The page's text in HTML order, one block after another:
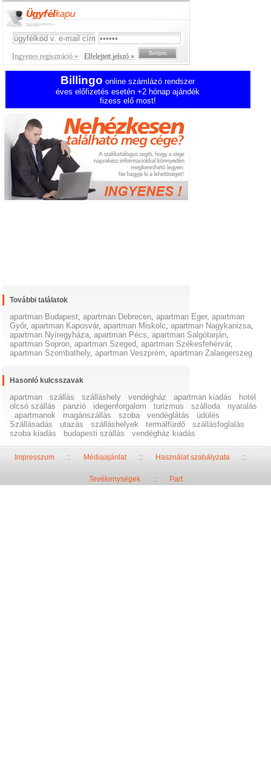
Ingyenes regisztráció » Elfelejtett jelszó »
Billingo online számlázó rendszer
éves előfizetés esetén +2 hónap ajándék
fizess elő most!
További találatok
apartman Budapest ,apartman Debrecen ,apartman Eger,apartman
Győr,apartman Kaposvár,apartman Miskolc ,apartman Nagykanizsa
apartman Nyíregyháza ,apartman Pécs ,apartman Salgótarján
apartman Sopron ,apartman Szeged ,apartman Székesfehérvár,
apartman Szombathely,apartman Veszprém ,apartman Zalaegerszeg
Hasonló kulcsszavak
apartman szállás szálláshely vendégház apartman kiadás
hotel
olcsó szállás
panzió idegenforgalom turizmus szálloda
nyaralás
apartmanok
magánszállás szoba vendéglátás
üdülés
Szállásadás
utazás szálláshelyek termálfürdő
szállásfoglalás
szoba kiadás
budapesti szállás vendégház kiadás
Impresszum::Médiaajánlat::Használat szabályzata::
Tevékenységek:: Part